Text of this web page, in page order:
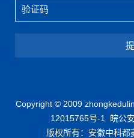
Copyright © 2009
12015765号-1
皖公
版权所有：安徽中科都